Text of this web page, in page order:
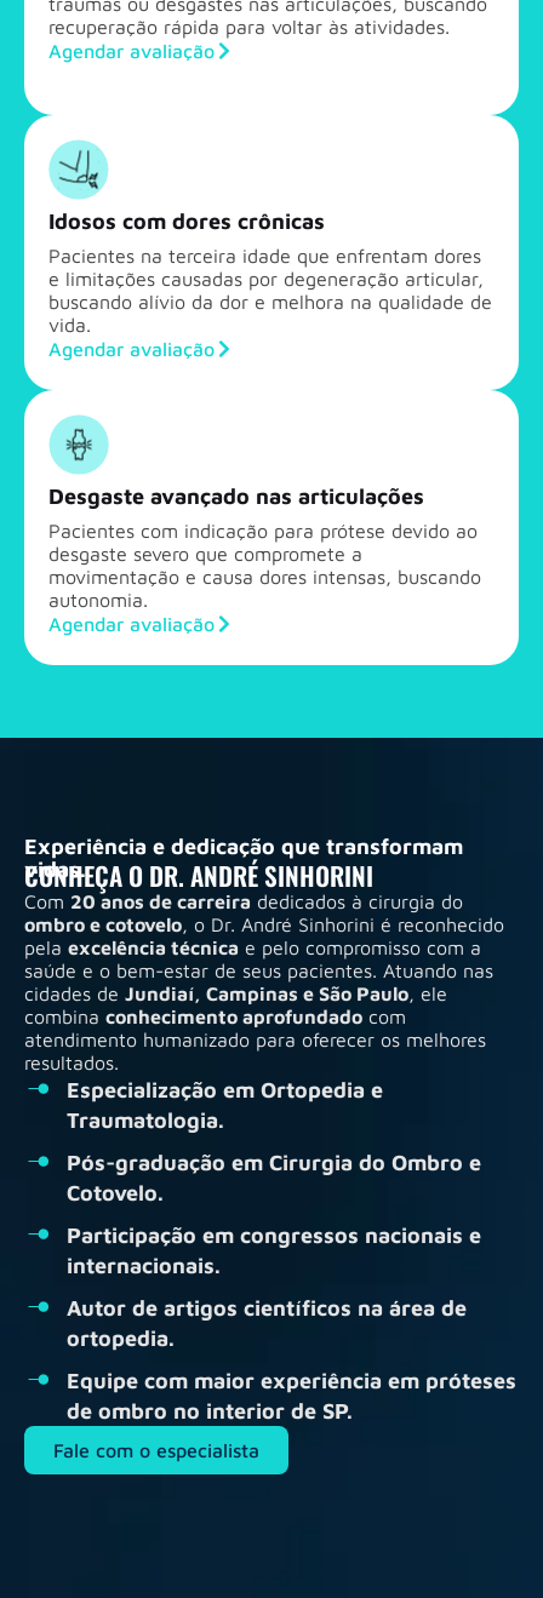
recuperação rápida para voltar às atividades.
Agendar avaliação
Idosos com dores crônicas
Pacientes na terceira idade que enfrentam dores
e limitações causadas por degeneração articular,
buscando alívio da dor e melhora na qualidade de
vida.
Agendar avaliação
Desgaste avançado nas articulações
Pacientes com indicação para prótese devido ao
desgaste severo que compromete a
movimentação e causa dores intensas, buscando
autonomia.
Agendar avaliação
Experiência e dedicação que transformam
vidas.
CONHEÇA O DR. ANDRÉ SINHORINI
Com 20 anos de carreira dedicados à cirurgia do
ombro e cotovelo, o Dr. André Sinhorini é reconhecido
pela excelência técnica e pelo compromisso com a
saúde e o bem-estar de seus pacientes. Atuando nas
cidades de Jundiaí, Campinas e São Paulo, ele
combina conhecimento aprofundado com
atendimento humanizado para oferecer os melhores
resultados.
Especialização em Ortopedia e
Traumatologia.
Pós-graduação em Cirurgia do Ombro e
Cotovelo.
Participação em congressos nacionais e
internacionais.
Autor de artigos científicos na área de
ortopedia.
Equipe com maior experiência em próteses
de ombro no interior de SP.
Fale com o especialista